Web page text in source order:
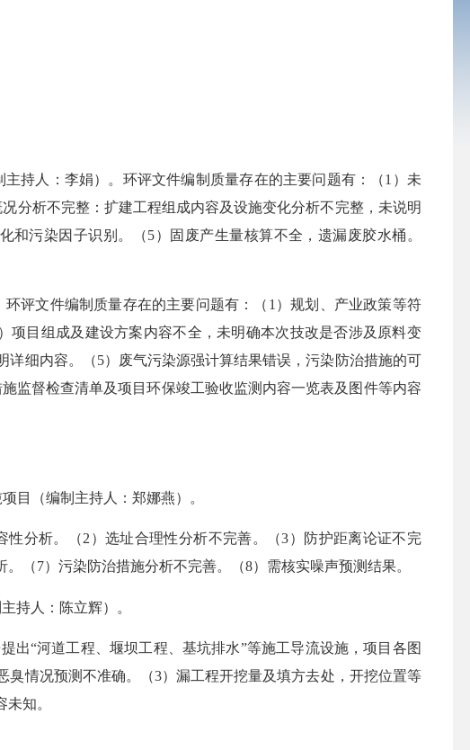
主持人： 李娟） 。环评文件编制质量存在的主要问题有： （1） 未
况分析不完整：扩建工程组成内容及设施变化分析不完整，未说明
和污染因子识别。 （5）
固废产生量核算不全，遗漏废胶水桶。
环评文件编制质量存在的主要问题有： （ 1）规划、产业政策等符
项目组成及建设方案内容不全，未明确本次技改是否涉及原料变
细内容。（5）废气污染源强计算结果错误，污染防治措施的可
监督检查清单及项目环保竣工验收监测内容一览表及图件等内容
目（编制主持人：郑娜燕）。
分析。 （2） 选址合理性分析不完善。 （3） 防护距离论证不完
（7）污染防治措施分析不完善。（8）需核实噪声预测结果。
持人：陈立辉）。
出“河道工程、堰坝工程、基坑排水”等施工导流设施，项目各图
情况预测不准确。 （3）漏工程开挖量及填方去处，开挖位置等
知。